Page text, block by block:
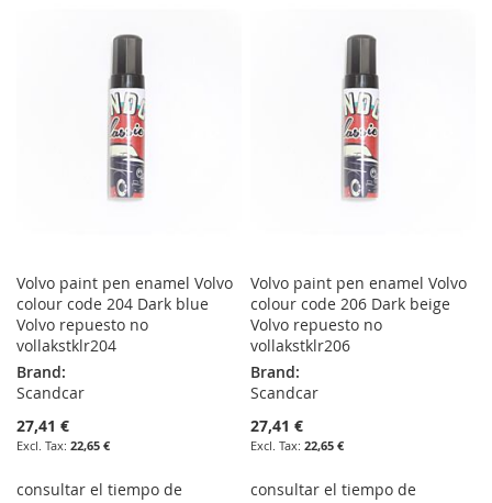
COMPARE
COMPARE
Volvo paint pen enamel Volvo
colour code 204 Dark blue
Volvo repuesto no
vollakstklr204
Brand:
Scandcar
27,41 €
22,65 €
consultar el tiempo de
Volvo paint pen enamel Volvo
colour code 206 Dark beige
Volvo repuesto no
vollakstklr206
Brand:
Scandcar
27,41 €
22,65 €
consultar el tiempo de